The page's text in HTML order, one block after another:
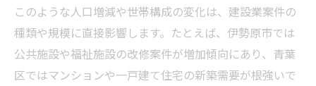
このような人口増減や世帯構成の変化は、建設業案件の
種類や規模に直接影響します。たとえば、伊勢原市では
公共施設や福祉施設の改修案件が増加傾向にあり、青葉
区ではマンションや一戸建て住宅の新築需要が根強いで